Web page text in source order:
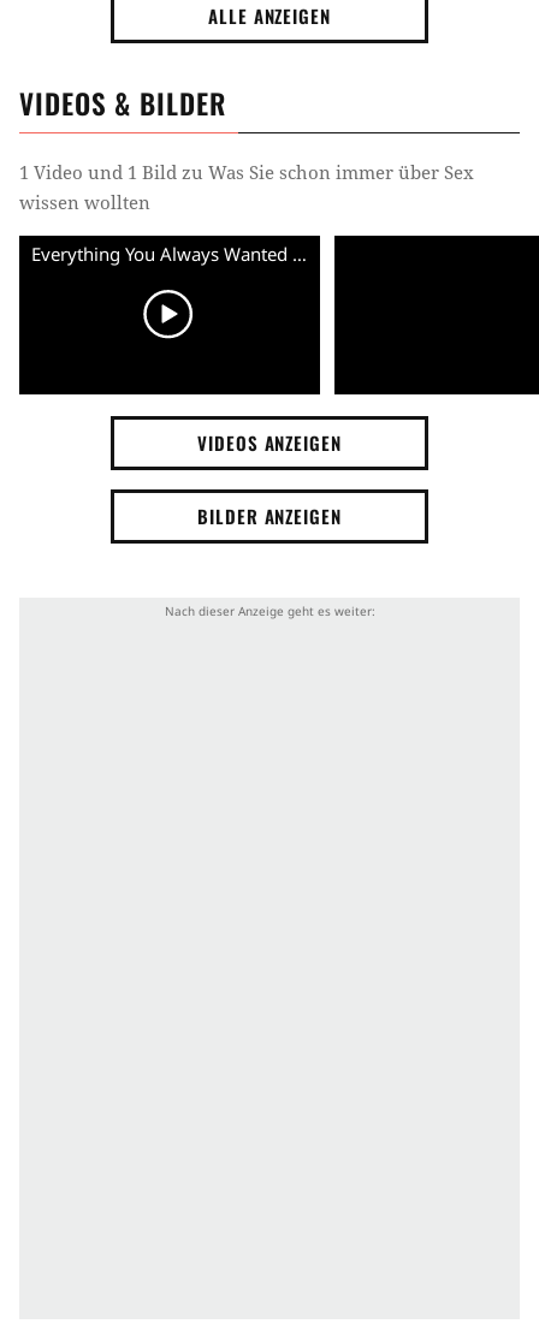
ALLE ANZEIGEN
VIDEOS & BILDER
1 Video und 1 Bild zu Was Sie schon immer über Sex
wissen wollten
Everything You Always Wanted to Know About Sex (But Were Afraid to Ask) - Trailer (English)
VIDEOS ANZEIGEN
BILDER ANZEIGEN